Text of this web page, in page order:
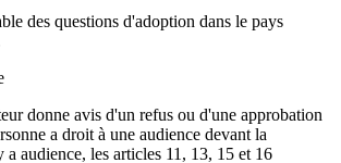
des questions d'adoption dans le pays
donne avis d'un refus ou d'une approbation
a droit à une audience devant la
audience, les articles 11, 13, 15 et 16